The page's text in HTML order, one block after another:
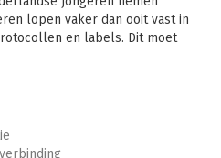
lopen vaker dan ooit vast in
en labels. Dit moet
wezenlijk andere houding het
op wat er gerepareerd moet
verbinding